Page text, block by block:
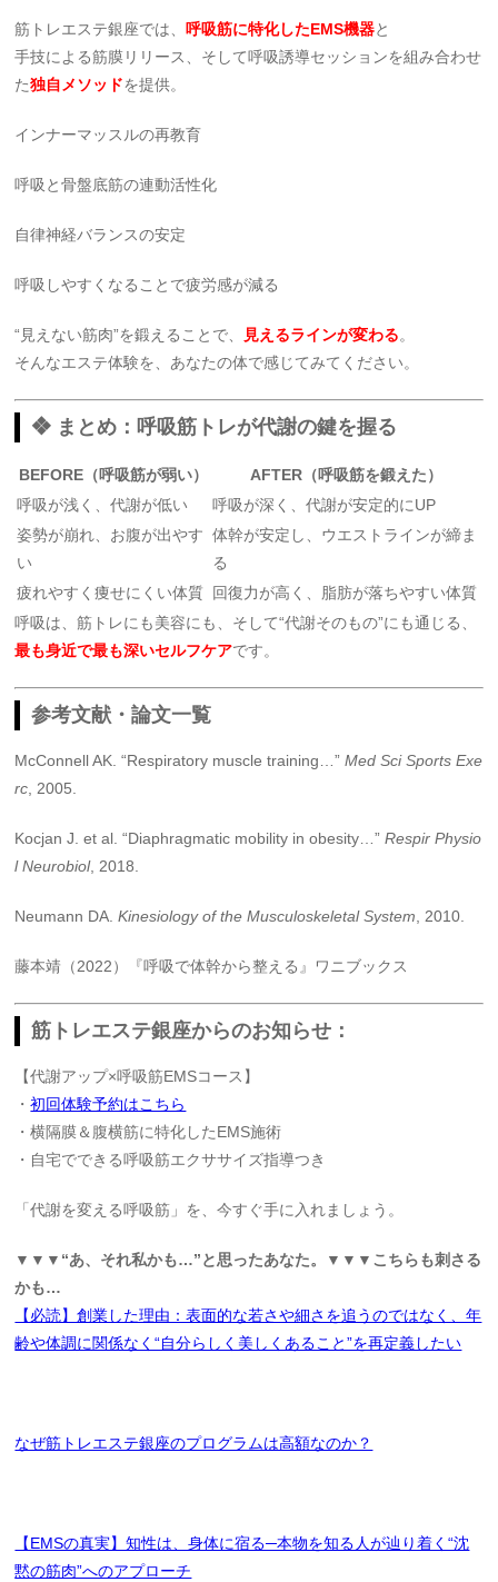
筋トレエステ銀座では、呼吸筋に特化したEMS機器と
手技による筋膜リリース、そして呼吸誘導セッションを組み合わせ
た独自メソッドを提供。
インナーマッスルの再教育
呼吸と骨盤底筋の連動活性化
自律神経バランスの安定
呼吸しやすくなることで疲労感が減る
“見えない筋肉”を鍛えることで、 見えるラインが変わる。
そんなエステ体験を、あなたの体で感じてみてください。
❖ まとめ：呼吸筋トレが代謝の鍵を握る
BEFORE（呼吸筋が弱い）
AFTER（呼吸筋を鍛えた）
呼吸が浅く、代謝が低い
呼吸が深く、代謝が安定的にUP
姿勢が崩れ、お腹が出やす
い
体幹が安定し、ウエストラインが締ま
る
疲れやすく痩せにくい体質
回復力が高く、脂肪が落ちやすい体質
呼吸は、筋トレにも美容にも、そして“代謝そのもの”にも通じる、
最も身近で最も深いセルフケアです。
参考文献・論文一覧
McConnell AK. “Respiratory muscle training…”Med Sci Sports Exe
rc, 2005.
Kocjan J. et al. “Diaphragmatic mobility in obesity…”Respir Physio
l Neurobiol, 2018.
Neumann DA.Kinesiology of the Musculoskeletal System, 2010.
藤本靖（2022）『呼吸で体幹から整える』ワニブックス
筋トレエステ銀座からのお知らせ：
【代謝アップ×呼吸筋EMSコース】
・初回体験予約はこちら
・横隔膜＆腹横筋に特化したEMS施術
・自宅でできる呼吸筋エクササイズ指導つき
「代謝を変える呼吸筋」を、今すぐ手に入れましょう。
▼▼▼“あ、それ私かも…”と思ったあなた。▼▼▼こちらも刺さる
かも…
【必読】創業した理由：表面的な若さや細さを追うのではなく、年
齢や体調に関係なく“自分らしく美しくあること”を再定義したい
なぜ筋トレエステ銀座のプログラムは高額なのか？
【EMSの真実】知性は、身体に宿る─本物を知る人が辿り着く“沈
黙の筋肉”へのアプローチ